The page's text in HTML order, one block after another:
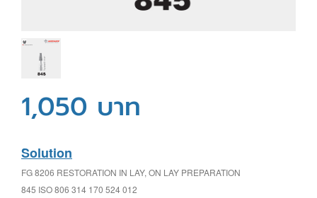
1,050 บาท
Solution
FG 8206 RESTORATION IN LAY, ON LAY PREPARATION
845 ISO 806 314 170 524 012